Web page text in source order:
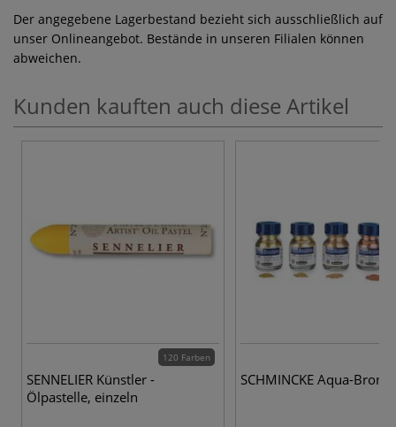
Der angegebene Lagerbestand bezieht sich ausschließlich auf
unser Onlineangebot. Bestände in unseren Filialen können
abweichen.
Kunden kauften auch diese Artikel
120 Farben
SENNELIER Künstler -
Ölpastelle, einzeln
SCHMINCKE Aqua-Bronze